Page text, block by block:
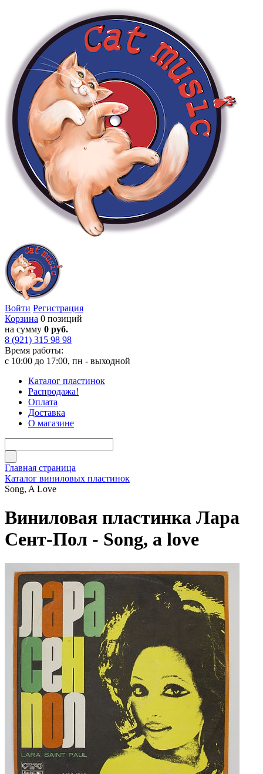
Войти Регистрация
Корзина 0 позиций
на сумму 0 руб.
8 (921) 315 98 98
Время работы:
с 10:00 до 17:00, пн - выходной
Каталог пластинок
Распродажа!
Оплата
Доставка
О магазине
Главная страница
Каталог виниловых пластинок
Song, A Love
Виниловая пластинка Лара
Сент-Пол - Song, a love